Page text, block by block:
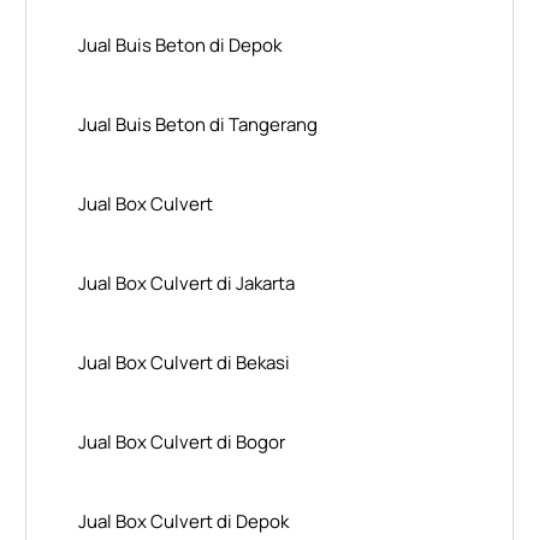
Jual Buis Beton di Depok
Jual Buis Beton di Tangerang
Jual Box Culvert
Jual Box Culvert di Jakarta
Jual Box Culvert di Bekasi
Jual Box Culvert di Bogor
Jual Box Culvert di Depok